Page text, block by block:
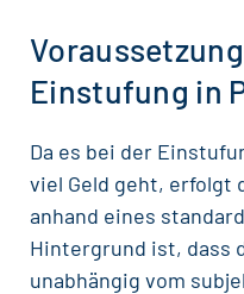
Einstufung in
Da es bei der
viel Geld geht, erfolgt
anhand eines
Hintergrund ist, dass
unabhängig vom